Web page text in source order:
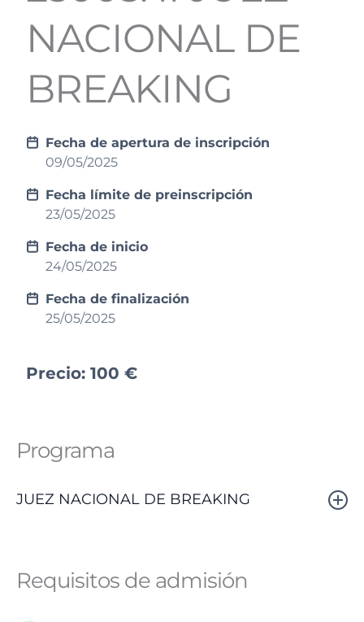
NACIONAL DE
BREAKING
Fecha de apertura de inscripción
09/05/2025
Fecha límite de preinscripción
23/05/2025
Fecha de inicio
24/05/2025
Fecha de finalización
25/05/2025
Precio: 100 €
Programa
JUEZ NACIONAL DE BREAKING
Requisitos de admisión